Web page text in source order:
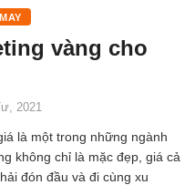
vàng cho
2021
là một trong những ngành
không chỉ là mặc đẹp, giá cả
đón đầu và đi cùng xu